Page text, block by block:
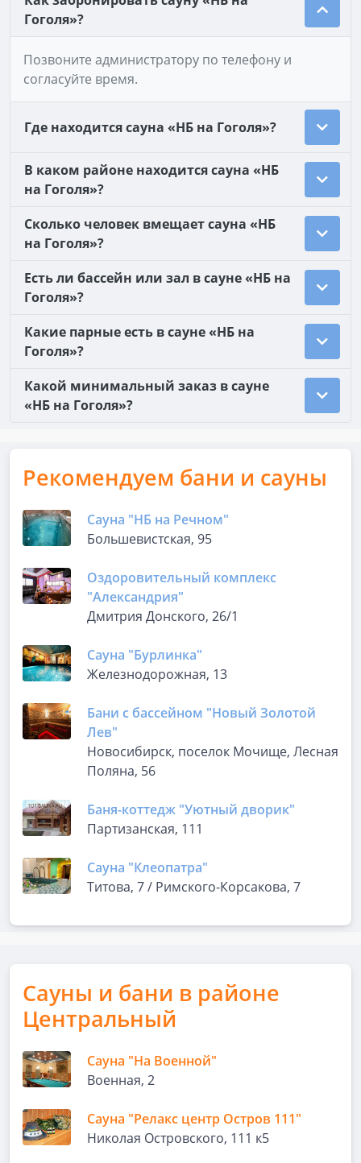
Гоголя»?
Позвоните администратору по телефону и
согласуйте время.
Где находится сауна «НБ на Гоголя»?
В каком районе находится сауна «НБ
на Гоголя»?
Сколько человек вмещает сауна «НБ
на Гоголя»?
Есть ли бассейн или зал в сауне «НБ на
Гоголя»?
Какие парные есть в сауне «НБ на
Гоголя»?
Какой минимальный заказ в сауне
«НБ на Гоголя»?
Рекомендуем бани и сауны
Сауна "НБ на Речном"
Большевистская, 95
Оздоровительный комплекс
"Александрия"
Дмитрия Донского, 26/1
Сауна "Бурлинка"
Железнодорожная, 13
Бани с бассейном "Новый Золотой
Лев"
Новосибирск, поселок Мочище, Лесная
Поляна, 56
Баня-коттедж "Уютный дворик"
Партизанская, 111
Сауна "Клеопатра"
Титова, 7 / Римского-Корсакова, 7
Сауны и бани в районе
Центральный
Сауна "На Военной"
Военная, 2
Сауна "Релакс центр Остров 111"
Николая Островского, 111 к5